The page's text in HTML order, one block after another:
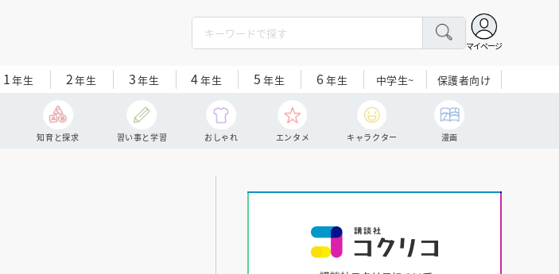
マイページ
1年生 2年生 3年生 4年生 5 年生 6年生 中学生~ 保護者向け
知育と探求 習い事と学習 おしゃれ エンタメ キャラクター 漫画